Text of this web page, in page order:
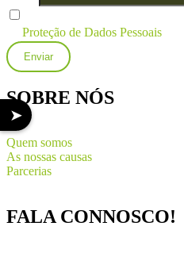
➤
Proteção de Dados Pessoais
SOBRE NÓS
Quem somos
As nossas causas
Parcerias
FALA CONNOSCO!